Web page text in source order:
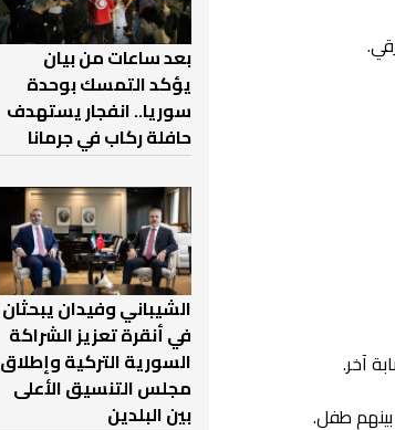
آخر.
طفل.
بعد ساعات من بيان
يؤكد التمسك بوحدة
سوريا.. انفجار يستهدف
حافلة ركاب في جرمانا
الشيباني وفيدان يبحثان
في أنقرة تعزيز الشراكة
السورية التركية وإطلاق
مجلس التنسيق الأعلى
بين البلدين